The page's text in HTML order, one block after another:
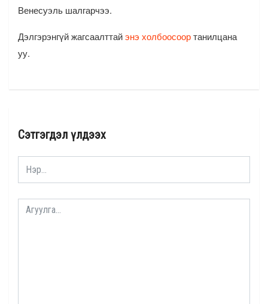
Венесуэль шалгарчээ.
Дэлгэрэнгүй жагсаалттайэнэ холбоосоортанилцана
уу.
Сэтгэгдэл үлдээх